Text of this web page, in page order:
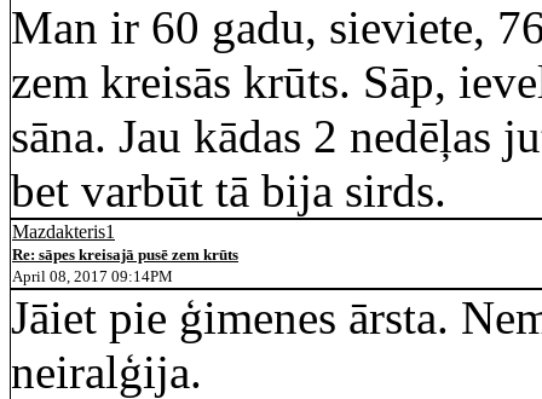
Man ir 60 gadu, sieviete,
zem kreisās krūts. Sāp,
sāna. Jau kādas 2 nedēļas
bet varbūt tā bija sirds.
Mazdakteris1
Re: sāpes kreisajā pusē zem krūts
April 08, 2017 09:14PM
Jāiet pie ģimenes ārsta.
neiralģija.